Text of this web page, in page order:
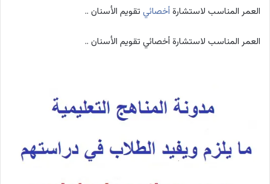
العمر المناسب لاستشارةأخصائي تقويم الأسنان ..
العمر المناسب لاستشارة أخصائي تقويم الأسنان ..